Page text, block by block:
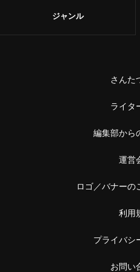
ジャンル
さんた
ライタ
編集部から
運営
ロゴ／バナーの
利用
プライバシ
お問い